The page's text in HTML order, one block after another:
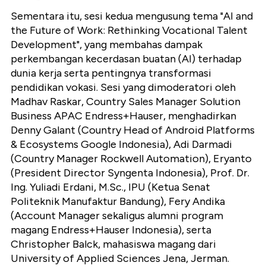
Sementara itu, sesi kedua mengusung tema "AI and
the Future of Work: Rethinking Vocational Talent
Development", yang membahas dampak
perkembangan kecerdasan buatan (AI) terhadap
dunia kerja serta pentingnya transformasi
pendidikan vokasi. Sesi yang dimoderatori oleh
Madhav Raskar, Country Sales Manager Solution
Business APAC Endress+Hauser, menghadirkan
Denny Galant (Country Head of Android Platforms
& Ecosystems Google Indonesia), Adi Darmadi
(Country Manager Rockwell Automation), Eryanto
(President Director Syngenta Indonesia), Prof. Dr.
Ing. Yuliadi Erdani, M.Sc., IPU (Ketua Senat
Politeknik Manufaktur Bandung), Fery Andika
(Account Manager sekaligus alumni program
magang Endress+Hauser Indonesia), serta
Christopher Balck, mahasiswa magang dari
University of Applied Sciences Jena, Jerman.